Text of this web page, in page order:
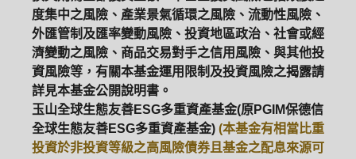
度集中之風險、產業景氣循環之風險、流動性風險、
外匯管制及匯率變動風險、投資地區政治、社會或經
濟變動之風險、商品交易對手之信用風險、與其他投
資風險等，有關本基金運用限制及投資風險之揭露請
詳見本基金公開說明書。
玉山全球生態友善ESG多重資產基金(原PGIM保德信
全球生態友善ESG多重資產基金) (本基金有相當比重
投資於非投資等級之高風險債券且基金之配息來源可